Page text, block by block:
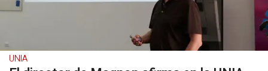
UNIA